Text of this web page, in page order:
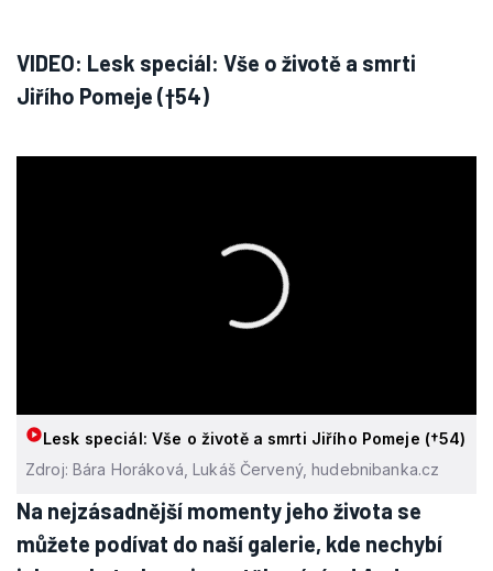
VIDEO: Lesk speciál: Vše o životě a smrti
Jiřího Pomeje (†54)
Lesk speciál: Vše o životě a smrti Jiřího Pomeje (†54)
Zdroj: Bára Horáková, Lukáš Červený, hudebnibanka.cz
Na nejzásadnější momenty jeho života se
můžete podívat do naší galerie, kde nechybí